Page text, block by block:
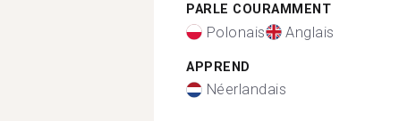
PARLE COURAMMENT
Polonais Anglais
APPREND
Néerlandais